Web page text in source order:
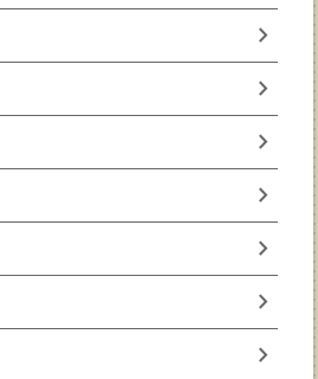
chevron_right
chevron_right
chevron_right
chevron_right
chevron_right
chevron_right
chevron_right